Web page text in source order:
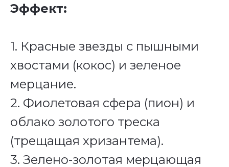
Эффект:
1. Красные звезды с пышными
хвостами (кокос) и зеленое
мерцание.
2. Фиолетовая сфера (пион) и
облако золотого треска
(трещащая хризантема).
3. Зелено-золотая мерцающая